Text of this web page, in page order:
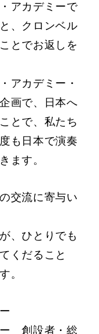
アカデミーで
、クロンベル
とでお返しを
アカデミー・
画で、日本へ
とで、私たち
も日本で演奏
ます。
交流に寄与い
、ひとりでも
くだること
。
ー 創設者・総